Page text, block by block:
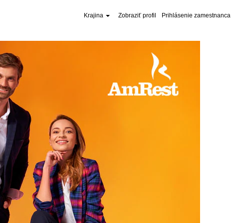
Krajina Zobraziť profil Prihlásenie zamestnanca